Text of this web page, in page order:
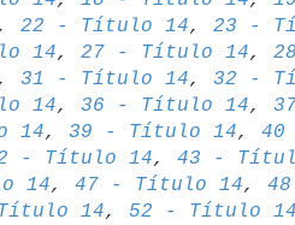
, 22 - Título 14, 23 -
14, 27 - Título 14,
, 31 - Título 14, 32 -
14, 36 - Título 14,
14, 39 - Título 14,
- Título 14, 43 -
14, 47 - Título 14,
14, 52 - Título 14